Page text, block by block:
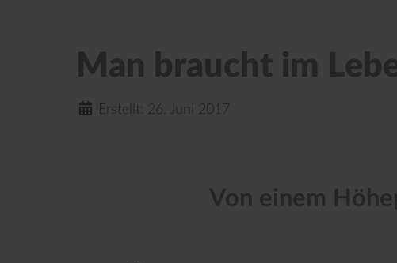
Man braucht im
Erstellt: 26. Juni 2017
Von einem